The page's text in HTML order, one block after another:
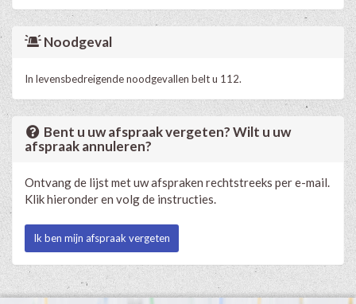
Noodgeval
In levensbedreigende noodgevallen belt u 112.
Bent u uw afspraak vergeten? Wilt u uw
afspraak annuleren?
Ontvang de lijst met uw afspraken rechtstreeks per e-mail.
Klik hieronder en volg de instructies.
Ik ben mijn afspraak vergeten